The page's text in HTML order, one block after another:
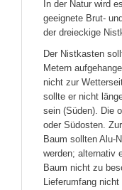
In der Natur wird
geeignete Brut-
der dreieckige
Der Nistkasten
Metern
nicht zur
sollte er nicht
sein (Süden). Die
oder Südosten.
Baum sollten Alu-
werden; alternativ
Baum nicht zu
Lieferumfang